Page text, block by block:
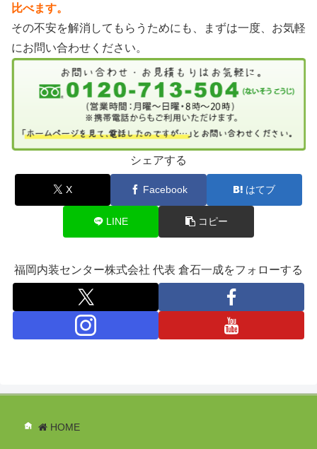
比べます。
その不安を解消してもらうためにも、まずは一度、お気軽
にお問い合わせください。
シェアする
X Facebook はてブ
LINE コピー
福岡内装センター株式会社 代表 倉石一成をフォローする
HOME